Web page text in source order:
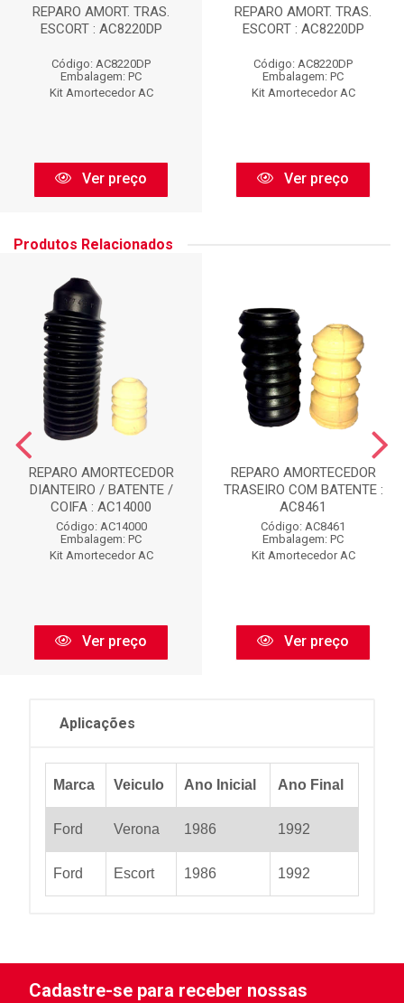
REPARO AMORT. TRAS.
ESCORT : AC8220DP
Código: AC8220DP
Embalagem: PC
Kit Amortecedor AC
Ver preço
REPARO AMORT. TRAS.
ESCORT : AC8220DP
Código: AC8220DP
Embalagem: PC
Kit Amortecedor AC
Ver preço
Produtos Relacionados
REPARO AMORTECEDOR
DIANTEIRO / BATENTE /
COIFA : AC14000
Código: AC14000
Embalagem: PC
Kit Amortecedor AC
Ver preço
REPARO AMORTECEDOR
TRASEIRO COM BATENTE :
AC8461
Código: AC8461
Embalagem: PC
Kit Amortecedor AC
Ver preço
Aplicações
Marca Veiculo Ano Inicial Ano Final
Ford Verona 1986 1992
Ford Escort 1986 1992
Cadastre-se para receber nossas